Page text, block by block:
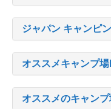
ジャパン キャンピ
オススメキャンプ
オススメのキャンプ